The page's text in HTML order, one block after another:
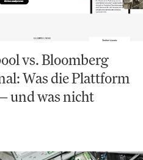
vs. Bloomberg
Was die Plattform
und was nicht